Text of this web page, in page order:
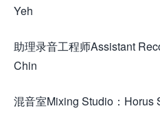
Yeh
助理录音工程师Assistant
Chin
混音室Mixing Studio：Horus